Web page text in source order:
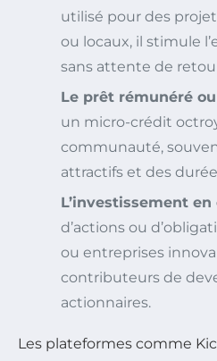
utilisé pour des
ou locaux, il stimule
sans attente de
Le prêt rémunéré
un micro-crédit
communauté,
attractifs et des
L’investissement en
d’actions ou
ou entreprises
contributeurs de
actionnaires.
Les plateformes comme